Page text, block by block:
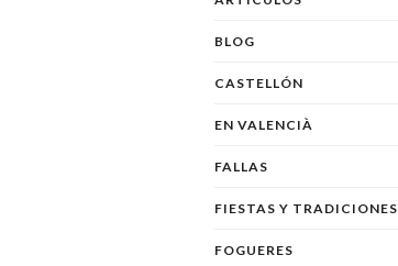
BLOG
CASTELLÓN
EN VALENCIÀ
FALLAS
FIESTAS Y TRADICIONES
FOGUERES